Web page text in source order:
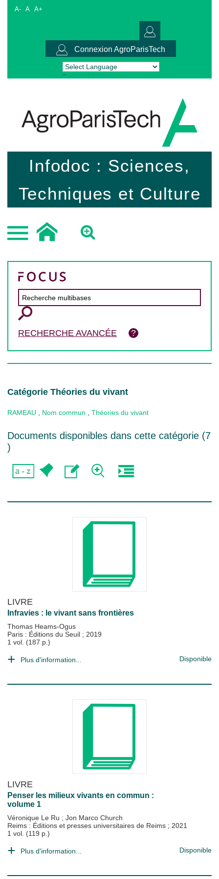
A- A A+
Connexion AgroParisTech
Powered by Translate
Infodoc : Sciences,
Techniques et Culture
RECHERCHE AVANCÉE
Catégorie Théories du vivant
RAMEAU Nom commun Théories du vivant
Documents disponibles dans cette catégorie (7
)
LIVRE
Infravies : le vivant sans frontières
Thomas Heams-Ogus
Paris : Éditions du Seuil ; 2019
1 vol. (187 p.)
Plus d'information... Disponible
LIVRE
Penser les milieux vivants en commun :
volume 1
Véronique Le Ru ; Jon Marco Church
Reims : Éditions et presses universitaires de Reims ; 2021
1 vol. (119 p.)
Plus d'information... Disponible